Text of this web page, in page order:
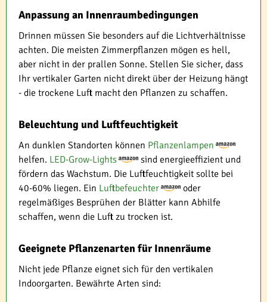
Anpassung an Innenraumbedingungen
Drinnen müssen Sie besonders auf die Lichtverhältnisse
achten. Die meisten Zimmerpflanzen mögen es hell,
aber nicht in der prallen Sonne. Stellen Sie sicher, dass
Ihr vertikaler Garten nicht direkt über der Heizung hängt
- die trockene Luft macht den Pflanzen zu schaffen.
Beleuchtung und Luftfeuchtigkeit
An dunklen Standorten können Pflanzenlampen
helfen. LED-Grow-Lights
sind energieeffizient und
fördern das Wachstum. Die Luftfeuchtigkeit sollte bei
40-60% liegen. Ein Luftbefeuchter
oder
regelmäßiges Besprühen der Blätter kann Abhilfe
schaffen, wenn die Luft zu trocken ist.
Geeignete Pflanzenarten für Innenräume
Nicht jede Pflanze eignet sich für den vertikalen
Indoorgarten. Bewährte Arten sind: